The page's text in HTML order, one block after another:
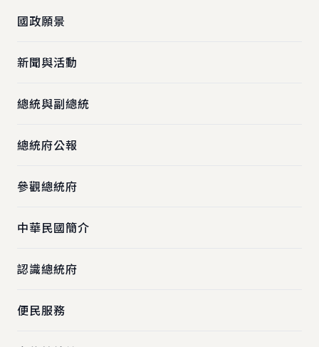
國政願景
新聞與活動
總統與副總統
總統府公報
參觀總統府
中華民國簡介
認識總統府
便民服務